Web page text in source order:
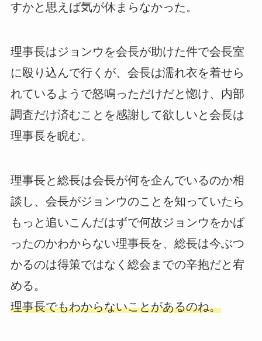
すかと思えば気が休まらなかった。
理事長はジョンウを会長が助けた件で会長室
に殴り込んで行くが、会長は濡れ衣を着せら
れているようで怒鳴っただけだと惚け、内部
調査だけ済むことを感謝して欲しいと会長は
理事長を睨む。
理事長と総長は会長が何を企んでいるのか相
談し、会長がジョンウのことを知っていたら
もっと追いこんだはずで何故ジョンウをかば
ったのかわからない理事長を、総長は今ぶつ
かるのは得策ではなく総会までの辛抱だと宥
める。
理事長でもわからないことがあるのね。